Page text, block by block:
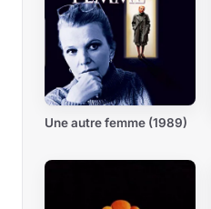
Une autre femme (1989)